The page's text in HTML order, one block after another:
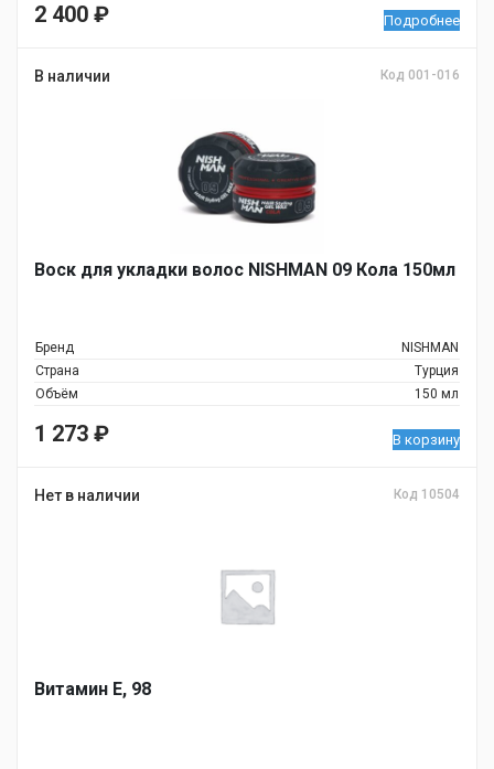
2 400 ₽ Подробнее
В наличии Код 001-016
Воск для укладки волос NISHMAN 09 Кола 150мл
Бренд
NISHMAN
Страна
Турция
Объём
150 мл
1 273 ₽ В корзину
Нет в наличии Код 10504
Витамин Е, 98